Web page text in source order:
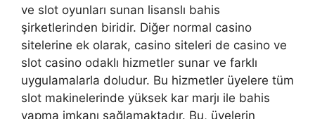
ve slot oyunları sunan lisanslı bahis
şirketlerinden biridir. Diğer normal casino
sitelerine ek olarak, casino siteleri de casino ve
slot casino odaklı hizmetler sunar ve farklı
uygulamalarla doludur. Bu hizmetler üyelere tüm
slot makinelerinde yüksek kar marjı ile bahis
yapma imkanı sağlamaktadır. Bu, üyelerin